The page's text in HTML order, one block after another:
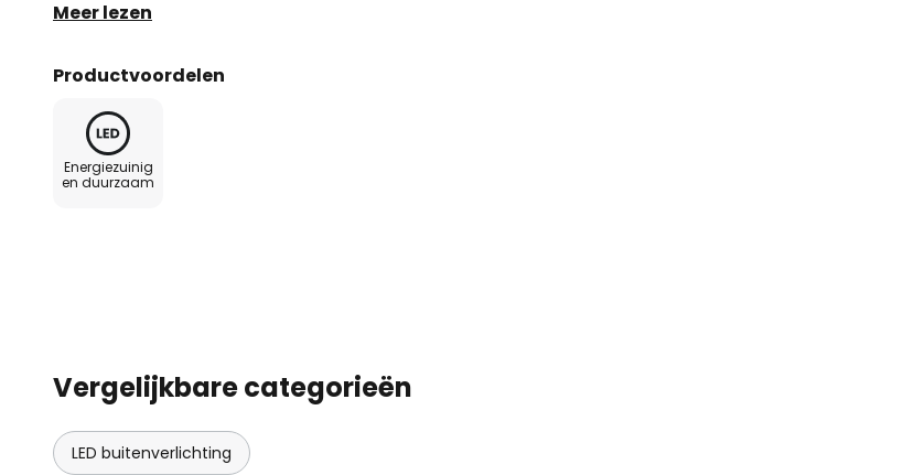
verschillende manieren worden gebruikt - ook als wandlamp
Meer lezen
Productvoordelen
Energiezuinig
en duurzaam
Vergelijkbare categorieën
LED buitenverlichting